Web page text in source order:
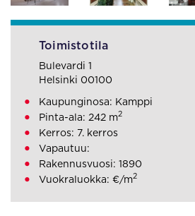
Toimistotila
Bulevardi 1
Helsinki 00100
Kaupunginosa: Kamppi
Pinta-ala: 242 m2
Kerros: 7. kerros
Vapautuu:
Rakennusvuosi: 1890
Vuokraluokka: €/m2